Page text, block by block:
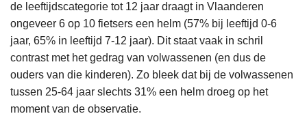
de leeftijdscategorie tot 12 jaar draagt in Vlaanderen
ongeveer 6 op 10 fietsers een helm (57% bij leeftijd 0-6
jaar, 65% in leeftijd 7-12 jaar). Dit staat vaak in schril
contrast met het gedrag van volwassenen (en dus de
ouders van die kinderen). Zo bleek dat bij de volwassenen
tussen 25-64 jaar slechts 31% een helm droeg op het
moment van de observatie.